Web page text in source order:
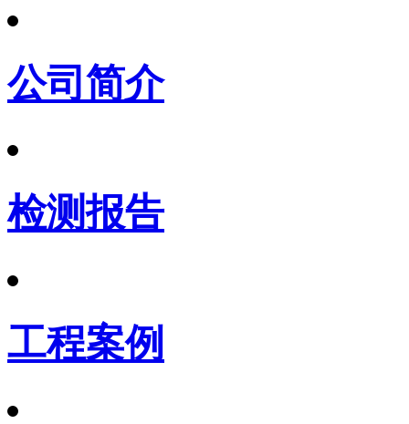
公司简介
检测报告
工程案例